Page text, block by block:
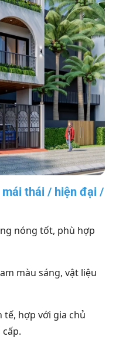
thái / hiện đại /
nóng tốt, phù hợp
màu sáng, vật liệu
tế, hợp với gia chủ